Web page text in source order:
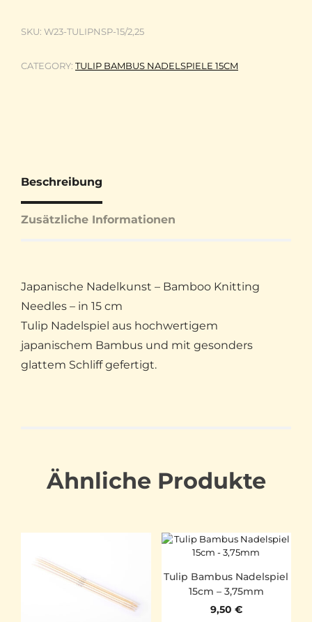
SKU: W23-TULIPNSP-15/2,25
CATEGORY: TULIP BAMBUS NADELSPIELE 15CM
Beschreibung
Zusätzliche Informationen
Japanische Nadelkunst – Bamboo Knitting
Needles – in 15 cm
Tulip Nadelspiel aus hochwertigem
japanischem Bambus und mit gesonders
glattem Schliff gefertigt.
Ähnliche Produkte
Tulip Bambus Nadelspiel
15cm – 3,75mm
9,50 €